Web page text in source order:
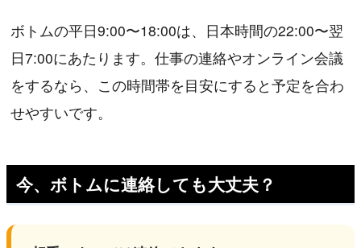
ボトムの平日9:00〜18:00は、日本時間の22:00〜翌
日7:00にあたります。仕事の連絡やオンライン会議
をするなら、この時間帯を目安にすると予定を合わ
せやすいです。
今、ボトムに連絡しても大丈夫？